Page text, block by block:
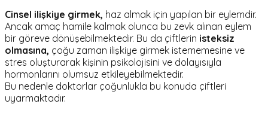
Cinsel ilişkiye girmek, haz almak için yapılan bir eylemdir.
Ancak amaç hamile kalmak olunca bu zevk alınan eylem
bir göreve dönüşebilmektedir. Bu da çiftlerin isteksiz
olmasına, çoğu zaman ilişkiye girmek istememesine ve
stres oluşturarak kişinin psikolojisini ve dolayısıyla
hormonlarını olumsuz etkileyebilmektedir.
Bu nedenle doktorlar çoğunlukla bu konuda çiftleri
uyarmaktadır.